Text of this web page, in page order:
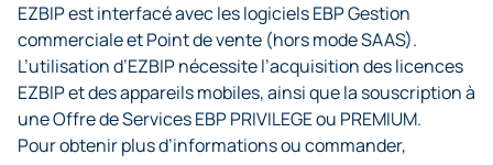
EZBIP est interfacé avec les logiciels EBP Gestion
commerciale et Point de vente (hors mode SAAS).
L’utilisation d’EZBIP nécessite l’acquisition des licences
EZBIP et des appareils mobiles, ainsi que la souscription à
une Offre de Services EBP PRIVILEGE ou PREMIUM.
Pour obtenir plus d’informations ou commander,